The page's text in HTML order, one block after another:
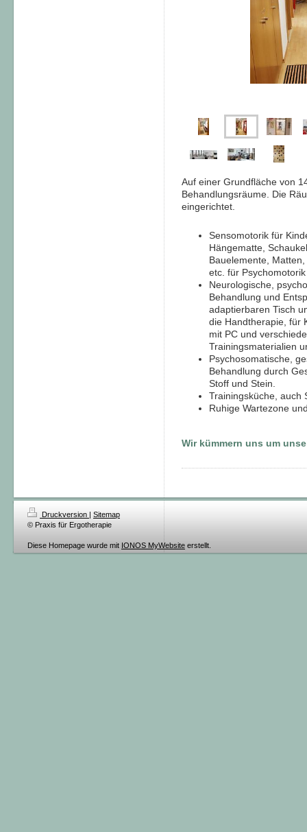
Auf einer Grundfläche von
Behandlungsräume. Die
eingerichtet.
Sensomotorik für
Hängematte,
Bauelemente,
etc. für
Neurologische,
Behandlung und
adaptierbaren Tisch
die Handtherapie, für
mit PC und
Trainingsmaterialien
Psychosomatische,
Behandlung durch
Stoff und Stein.
Trainingsküche, auch
Ruhige Wartezone
Wir kümmern uns um
Druckversion | Sitemap
© Praxis für Ergotherapie
Diese Homepage wurde mit IONOS MyWebsite erstellt.